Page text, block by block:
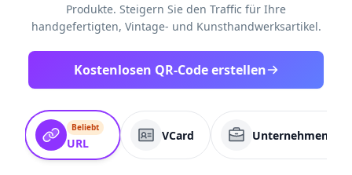
Produkte. Steigern Sie den Traffic für Ihre
handgefertigten, Vintage- und Kunsthandwerksartikel.
Kostenlosen QR-Code erstellen
Beliebt
URL
VCard